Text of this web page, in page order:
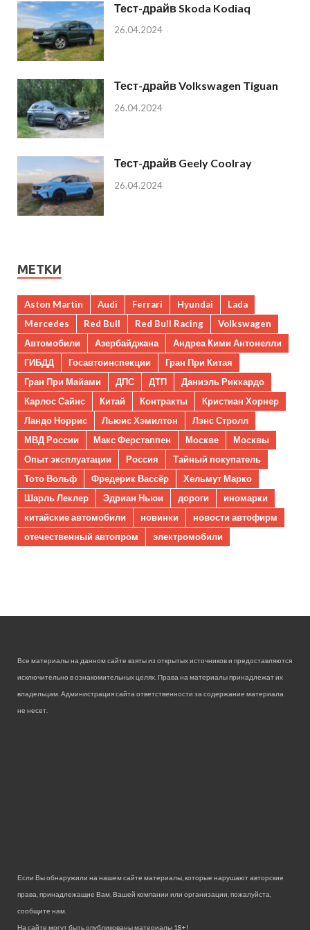
Тест-драйв Skoda Kodiaq
26.04.2024
Тест-драйв Volkswagen Tiguan
26.04.2024
Тест-драйв Geely Coolray
26.04.2024
МЕТКИ
Aston Martin Audi Ferrari Hyundai
Lada
Mercedes
Red Bull Red Bull Racing
Volkswagen
Автомобили
Азербайджана
Андреа Кими Антонелли
ГИБДД
Госавтоинспекции
Гран При Китая
Гран При Майами
ДПС ДТП
Даниэль Риккардо
Карлос Сайнс
Китай Контракты
Кристиан Хорнер
Ландо Норрис
Льюис Хэмилтон
Лэнс Стролл
МВД России
Макс Ферстаппен Москве
Москвы
Опыт эксплуатации
Россия
Тайный покупатель
Тото Вольф
Фредерик Вассёр
Хельмут Марко
Шарль Леклер
Эдриан Ньюи дороги
иномарки
китайские автомобили
новинки
новости автофирм
отечественный автопром
электромобили
Все материалы на данном сайте взяты из открытых источников и предоставляются
исключительно в ознакомительных целях. Права на материалы принадлежат их
владельцам. Администрация сайта ответственности за содержание материала
не несет.
Если Вы обнаружили на нашем сайте материалы, которые нарушают авторские
права, принадлежащие Вам, Вашей компании или организации, пожалуйста,
сообщите нам.
На сайте могут быть опубликованы материалы 18+!